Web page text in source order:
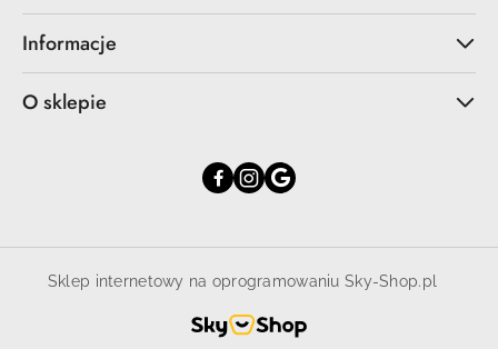
Informacje
O sklepie
Sklep internetowy na oprogramowaniu Sky-Shop.pl